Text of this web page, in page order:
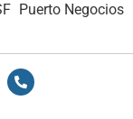
Puerto Negocios